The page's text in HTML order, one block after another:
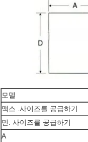
모델
맥스 .사이즈를 공급하기
민. 사이즈를 공급하기
A